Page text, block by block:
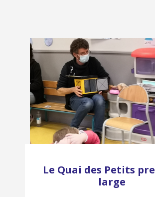
Le Quai des Petits
large